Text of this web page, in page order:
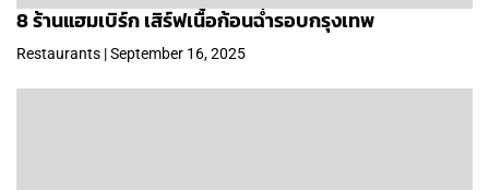
8 ร้านแฮมเบิร์ก เสิร์ฟเนื้อก้อนฉ่ำรอบกรุงเทพ
Restaurants | September 16, 2025